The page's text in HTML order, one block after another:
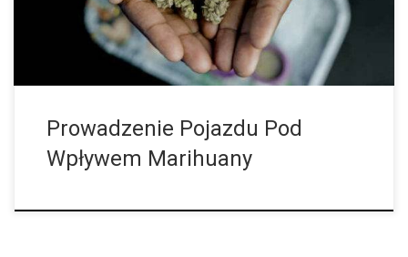
wpływem marihuany. Dla tych, którzy rzadko lub nigdy nie
spożywają marihuany, ten pomysł może być wręcz przerażający;
wiemy, jak niebezpieczna jest jazda pod wpływem alkoholu, […]
Prowadzenie Pojazdu Pod
Wpływem Marihuany